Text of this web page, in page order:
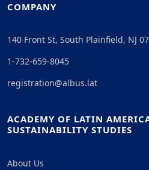
COMPANY
140 Front St, South Plainfield, NJ
1-732-659-8045
registration@albus.lat
ACADEMY OF LATIN
SUSTAINABILITY STUDIES
About Us